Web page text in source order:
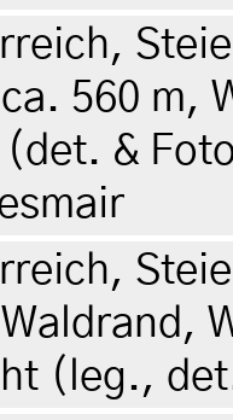
560 m,
(det. &
(leg.,